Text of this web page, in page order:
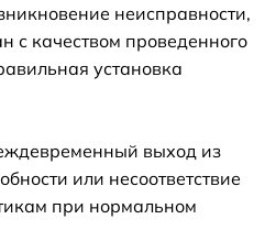
неисправности,
с качеством проведенного
установка
выход из
или несоответствие
при нормальном